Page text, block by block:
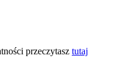
przeczytasz tutaj